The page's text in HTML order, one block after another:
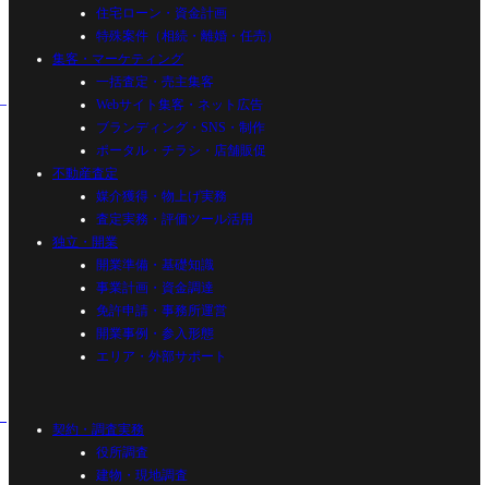
住宅ローン・資金計画
特殊案件（相続・離婚・任売）
集客・マーケティング
一括査定・売主集客
Webサイト集客・ネット広告
ブランディング・SNS・制作
ポータル・チラシ・店舗販促
不動産査定
媒介獲得・物上げ実務
査定実務・評価ツール活用
独立・開業
開業準備・基礎知識
事業計画・資金調達
免許申請・事務所運営
開業事例・参入形態
エリア・外部サポート
契約・調査実務
役所調査
建物・現地調査